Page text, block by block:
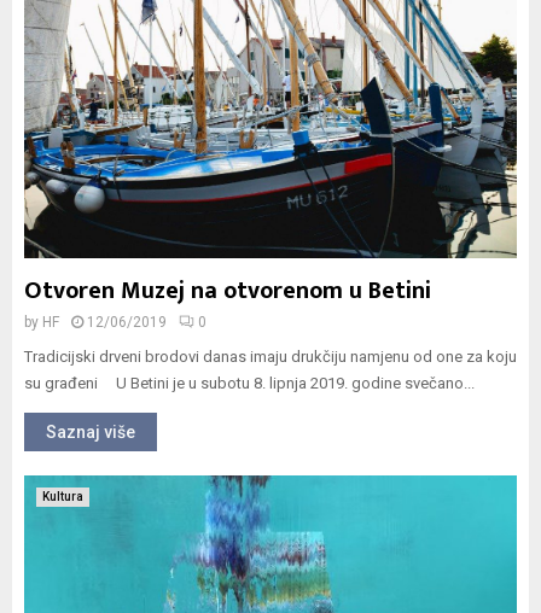
Otvoren Muzej na otvorenom u Betini
by HF 12/06/2019 0
Tradicijski drveni brodovi danas imaju drukčiju namjenu od one za koju
su građeni U Betini je u subotu 8. lipnja 2019. godine svečano...
Saznaj više
Kultura